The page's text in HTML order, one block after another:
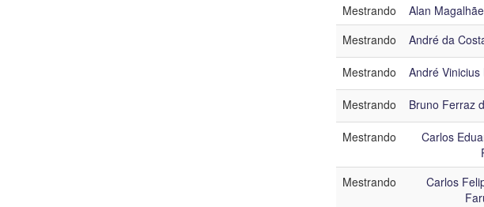
Nível
Nome
Linha de Pesquisa
Ingresso
Mestrando
Alan
Mestrando
André da
Mestrando André Vinicius
Mestrando Bruno Ferraz
Mestrando
Carlos
Mestrando
Carlos